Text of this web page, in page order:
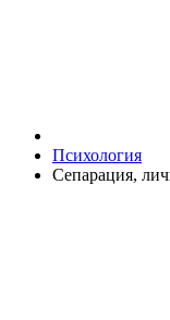
Психология
Сепарация,